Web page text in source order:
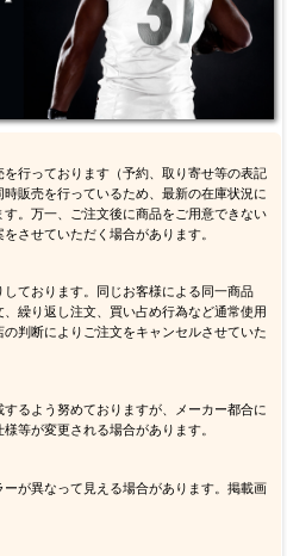
行っております（予約、取り寄せ等の表記
販売を行っているため、最新の在庫状況に
。万一、ご注文後に商品をご用意できない
させていただく場合があります。
ております。同じお客様による同一商品
、繰り返し注文、買い占め行為など通常使用
判断によりご注文をキャンセルさせていた
るよう努めておりますが、メーカー都合に
等が変更される場合があります。
が異なって見える場合があります。掲載画